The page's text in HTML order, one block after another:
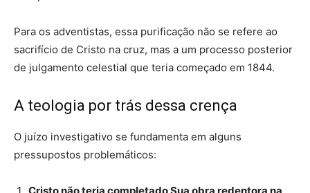
Para os adventistas, essa purificação não se refere ao
sacrifício de Cristo na cruz, mas a um processo posterior
de julgamento celestial que teria começado em 1844.
A teologia por trás dessa crença
O juízo investigativo se fundamenta em alguns
pressupostos problemáticos: